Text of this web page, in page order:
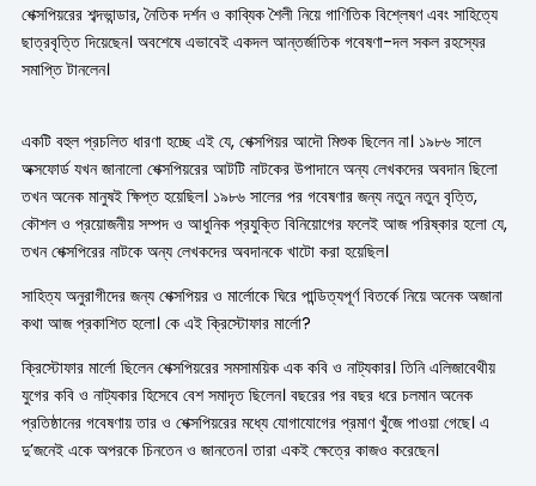
শেক্সপিয়রের শব্দভান্ডার, নৈতিক দর্শন ও কাব্যিক শৈলী নিয়ে গাণিতিক বিশ্লেষণ এবং সাহিত্যে
ছাত্রবৃত্তি দিয়েছেন। অবশেষে এভাবেই একদল আন্তর্জাতিক গবেষণা-দল সকল রহস্যের
সমাপ্তি টানলেন।
একটি বহুল প্রচলিত ধারণা হচ্ছে এই যে, শেক্সপিয়র আদৌ মিশুক ছিলেন না। ১৯৮৬ সালে
অক্সফোর্ড যখন জানালো শেক্সপিয়রের আটটি নাটকের উপাদানে অন্য লেখকদের অবদান ছিলো
তখন অনেক মানুষই ক্ষিপ্ত হয়েছিল। ১৯৮৬ সালের পর গবেষণার জন্য নতুন নতুন বৃত্তি,
কৌশল ও প্রয়োজনীয় সম্পদ ও আধুনিক প্রযুক্তি বিনিয়োগের ফলেই আজ পরিষ্কার হলো যে,
তখন শেক্সপিরের নাটকে অন্য লেখকদের অবদানকে খাটো করা হয়েছিল।
সাহিত্য অনুরাগীদের জন্য শেক্সপিয়র ও মার্লোকে ঘিরে পান্ডিত্যপূর্ণ বিতর্কে নিয়ে অনেক অজানা
কথা আজ প্রকাশিত হলো। কে এই ক্রিস্টোফার মার্লো?
ক্রিস্টোফার মার্লো ছিলেন শেক্সপিয়রের সমসাময়িক এক কবি ও নাট্যকার। তিনি এলিজাবেথীয়
যুগের কবি ও নাট্যকার হিসেবে বেশ সমাদৃত ছিলেন। বছরের পর বছর ধরে চলমান অনেক
প্রতিষ্ঠানের গবেষণায় তার ও শেক্সপিয়রের মধ্যে যোগাযোগের প্রমাণ খুঁজে পাওয়া গেছে। এ
দু’জনেই একে অপরকে চিনতেন ও জানতেন। তারা একই ক্ষেত্রে কাজও করেছেন।